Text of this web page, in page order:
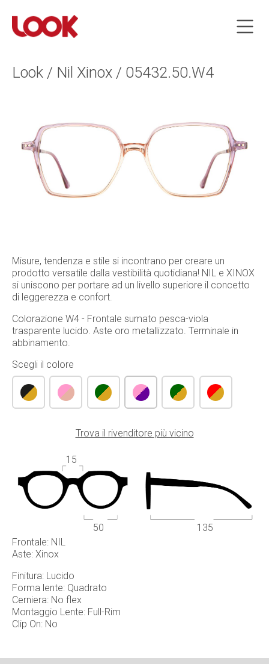
Look / Nil Xinox / 05432.50.W4
Frontale: NIL
Aste: Xinox
Finitura: Lucido
Forma lente: Quadrato
Cerniera: No flex
Montaggio Lente: Full-Rim
Clip On: No
Misure, tendenza e stile si incontrano per creare un
prodotto versatile dalla vestibilità quotidiana! NIL e XINOX
si uniscono per portare ad un livello superiore il concetto
di leggerezza e confort.
Colorazione W4 - Frontale sumato pesca-viola
trasparente lucido. Aste oro metallizzato. Terminale in
abbinamento.
Scegli il colore
Trova il rivenditore più vicino
50
15
135